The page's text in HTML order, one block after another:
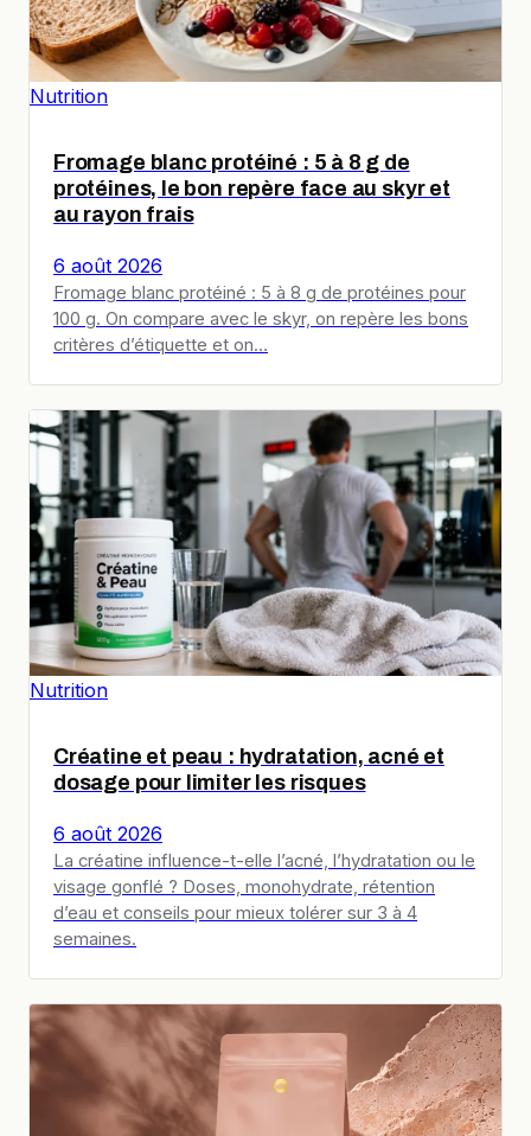
Nutrition
Fromage blanc protéiné : 5 à 8 g de
protéines, le bon repère face au skyr et
au rayon frais
6 août 2026
Fromage blanc protéiné : 5 à 8 g de protéines pour
100 g. On compare avec le skyr, on repère les bons
critères d’étiquette et on…
Nutrition
Créatine et peau : hydratation, acné et
dosage pour limiter les risques
6 août 2026
La créatine influence-t-elle l’acné, l’hydratation ou le
visage gonflé ? Doses, monohydrate, rétention
d’eau et conseils pour mieux tolérer sur 3 à 4
semaines.